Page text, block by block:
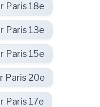
Paris 18e
Paris 13e
Paris 15e
Paris 20e
Paris 17e